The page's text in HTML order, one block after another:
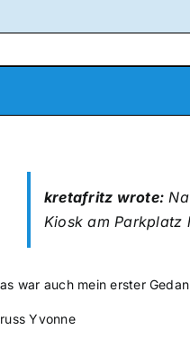
kretafritz wrote:
Kiosk am Parkplatz
war auch mein erster
Yvonne